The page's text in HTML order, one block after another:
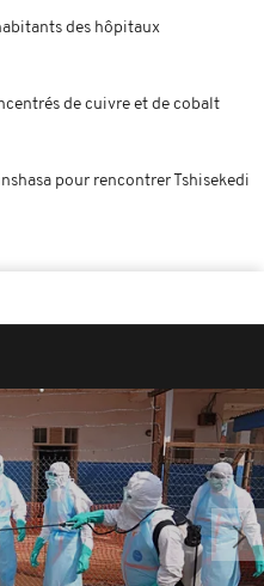
des hôpitaux
de cuivre et de cobalt
pour rencontrer Tshisekedi